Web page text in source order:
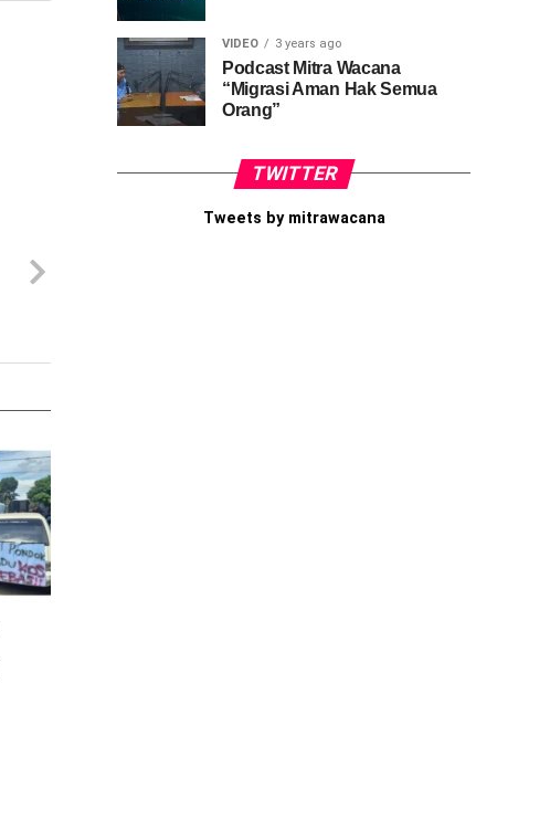
VIDEO 3 years ago
Podcast Mitra Wacana
“Migrasi Aman Hak Semua
Orang”
TWITTER
Tweets by mitrawacana